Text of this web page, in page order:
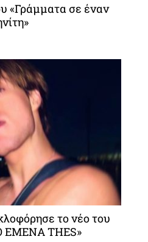
«Γράμματα σε έναν
το νέο του
EMENA THES»